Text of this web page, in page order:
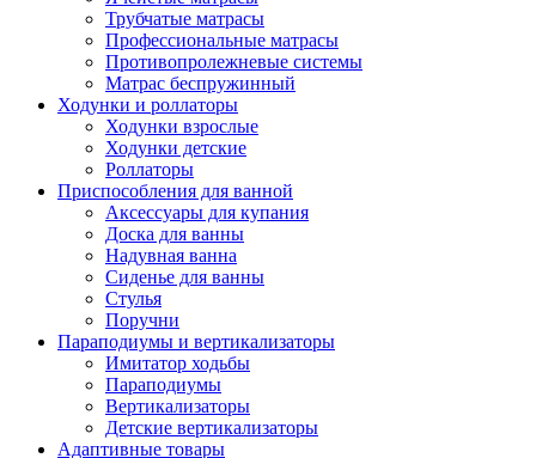
Трубчатые матрасы
Профессиональные матрасы
Противопролежневые системы
Матрас беспружинный
Ходунки и роллаторы
Ходунки взрослые
Ходунки детские
Роллаторы
Приспособления для ванной
Аксессуары для купания
Доска для ванны
Надувная ванна
Сиденье для ванны
Стулья
Поручни
Параподиумы и вертикализаторы
Имитатор ходьбы
Параподиумы
Вертикализаторы
Детские вертикализаторы
Адаптивные товары